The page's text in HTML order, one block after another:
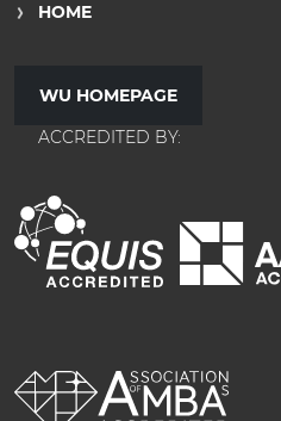
HOME
WU HOMEPAGE
ACCREDITED BY: